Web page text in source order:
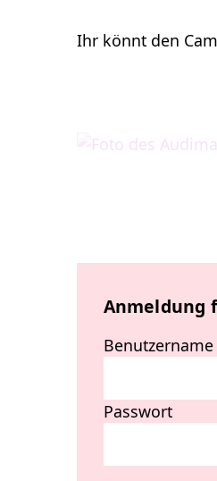
Ihr könnt den
Anmeldung
Passwort